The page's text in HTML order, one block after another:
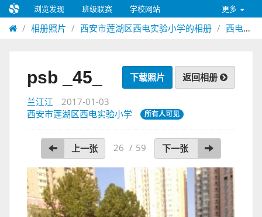
更多
浏览发现 班级联赛 学校网站
相册照片 西安市莲湖区西电实验小学的相册 西电实验小学联盟杯足球联赛
下载照片 返回相册
psb _45_
兰江江
2017-01-03
西安市莲湖区西电实验小学
所有人可见
上一张 26 / 59 下一张